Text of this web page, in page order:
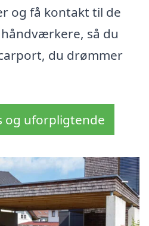
og få kontakt til de
så du
du drømmer
og uforpligtende